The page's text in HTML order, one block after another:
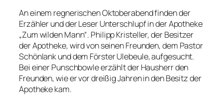
An einem regnerischen Oktoberabend finden der
Erzähler und der Leser Unterschlupf in der Apotheke
„Zum wilden Mann“. Philipp Kristeller, der Besitzer
der Apotheke, wird von seinen Freunden, dem Pastor
Schönlank und dem Förster Ulebeule, aufgesucht.
Bei einer Punschbowle erzählt der Hausherr den
Freunden, wie er vor dreißig Jahren in den Besitz der
Apotheke kam.